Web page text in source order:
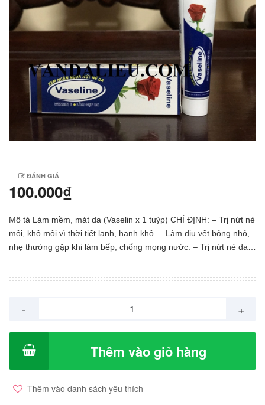
ĐÁNH GIÁ
100.000₫
Mô tả Làm mềm, mát da (Vaselin x 1 tuýp) CHỈ ĐỊNH: – Trị nứt nẻ
môi, khô môi vì thời tiết lạnh, hanh khô. – Làm dịu vết bỏng nhỏ,
nhẹ thường gặp khi làm bếp, chống mọng nước. – Trị nứt nẻ da
hở ngoài da, các vết lở loét, nhiễm trùng. HẠN DÙNG: 36 tháng
- +
Thêm vào giỏ hàng
Thêm vào danh sách yêu thích